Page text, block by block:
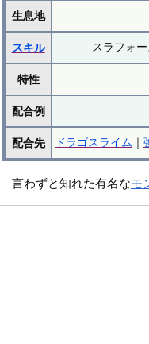
生息地
スキル スラフォ
特性
配合例
配合先 ドラゴスライム ｜
言わずと知れた有名なモ